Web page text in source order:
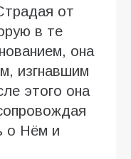
от
в те
она
изгнавшим
этого она
о Нём и